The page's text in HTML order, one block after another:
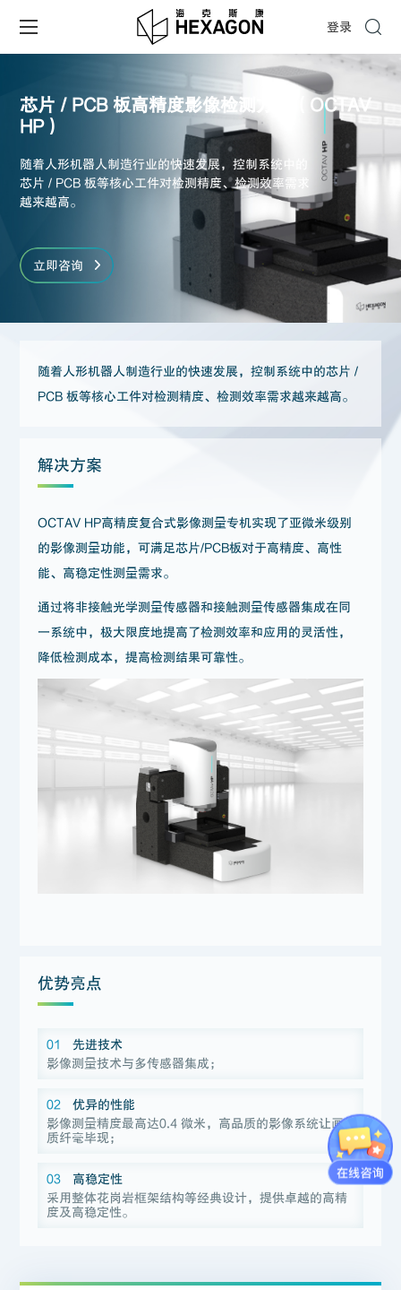
登录
芯片 / PCB 板高精度影像检测方案（OCTAV
HP）
随着人形机器人制造行业的快速发展，控制系统中的
芯片 / PCB 板等核心工件对检测精度、检测效率需求
越来越高。
立即咨询
随着人形机器人制造行业的快速发展，控制系统中的芯片 /
PCB 板等核心工件对检测精度、检测效率需求越来越高。
解决方案
OCTAV HP高精度复合式影像测量专机实现了亚微米级别
的影像测量功能，可满足芯片/PCB板对于高精度、高性
能、高稳定性测量需求。
通过将非接触光学测量传感器和接触测量传感器集成在同
一系统中，极大限度地提高了检测效率和应用的灵活性，
降低检测成本，提高检测结果可靠性。
优势亮点
01
先进技术
影像测量技术与多传感器集成；
02
优异的性能
影像测量精度最高达0.4 微米，高品质的影像系统让画
质纤毫毕现；
03
高稳定性
采用整体花岗岩框架结构等经典设计，提供卓越的高精
度及高稳定性。